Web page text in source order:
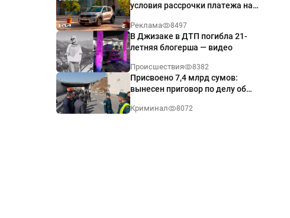
условия рассрочки платежа на
годовых
Реклама 8497
В Джизаке в ДТП погибла 21-
летняя блогерша — видео
Происшествия 8382
Присвоено 7,4 млрд сумов:
вынесен приговор по делу об
Ташкенте
Криминал 8072